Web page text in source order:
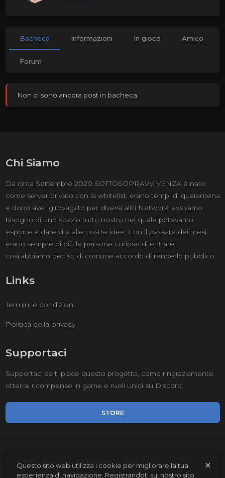
Bacheca Informazioni In gioco Amico
Forum
Non ci sono ancora post in bacheca.
Chi Siamo
Da circa Settembre 2020 SOTTOSOPRAVVIVENZA è nato
come server privato con la whitelist, erano tempi di quarantena
e dopo aver girovagato per diversi altri Network, avevamo
bisogno di uno spazio tutto nostro nel quale potevamo
esporre e dare vita alle nostre idee. Con il passare dei mesi
erano sempre di più le persone curiose di entrare
così,abbiamo deciso di comune accordo di renderlo pubblico.
Links
Termini e condizioni
Politica della privacy
Supportaci
Supportaci se ti piace questo progetto, come ringraziamento
otterrai ricompense in game e ruoli unici su Discord.
STORE
Copyright © SottoSopravvivenza 2026 ×
Questo sito web utilizza i cookie per migliorare la tua
esperienza di navigazione. Registrandoti sul nostro sito